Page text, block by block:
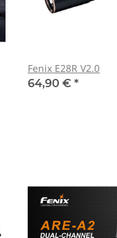
Fenix E28R V2.0
64,90 € *